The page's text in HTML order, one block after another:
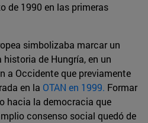
de 1990 en las primeras
simbolizaba marcar un
de Hungría, en un
a Occidente que previamente
en la OTAN en 1999. Formar
hacia la democracia que
consenso social quedó de